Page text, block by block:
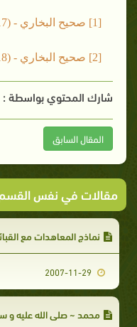
[1] صحيح البخاري - (3917)
[2] صحيح البخاري - (3918)
شارك المحتوي بواسطة :
المقال السابق
مقالات في نفس
نماذج المعاهدات مع
محمد ~ صلى الله عليه و